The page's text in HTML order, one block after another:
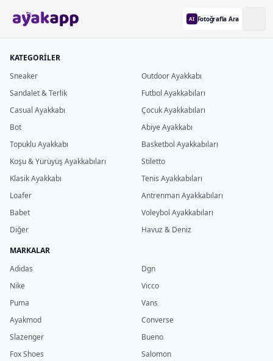
AI Fotoğrafla Ara
KATEGORİLER
Sneaker
Sandalet & Terlik
Casual Ayakkabı
Bot
Topuklu Ayakkabı
Koşu & Yürüyüş Ayakkabıları
Klasik Ayakkabı
Loafer
Babet
Diğer
Outdoor Ayakkabı
Futbol Ayakkabıları
Çocuk Ayakkabıları
Abiye Ayakkabı
Basketbol Ayakkabıları
Stiletto
Tenis Ayakkabıları
Antrenman Ayakkabıları
Voleybol Ayakkabıları
Havuz & Deniz
MARKALAR
Adidas
Nike
Puma
Ayakmod
Slazenger
Fox Shoes
Dgn
Vicco
Vans
Converse
Bueno
Salomon